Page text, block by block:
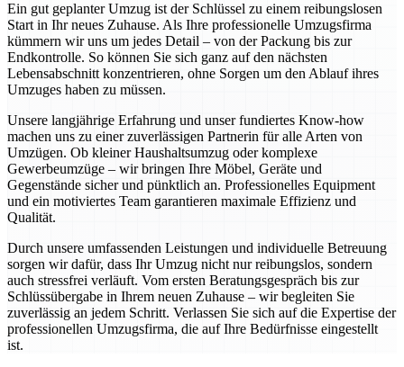
Ein gut geplanter Umzug ist der Schlüssel zu einem reibungslosen
Start in Ihr neues Zuhause. Als Ihre professionelle Umzugsfirma
kümmern wir uns um jedes Detail – von der Packung bis zur
Endkontrolle. So können Sie sich ganz auf den nächsten
Lebensabschnitt konzentrieren, ohne Sorgen um den Ablauf ihres
Umzuges haben zu müssen.
Unsere langjährige Erfahrung und unser fundiertes Know-how
machen uns zu einer zuverlässigen Partnerin für alle Arten von
Umzügen. Ob kleiner Haushaltsumzug oder komplexe
Gewerbeumzüge – wir bringen Ihre Möbel, Geräte und
Gegenstände sicher und pünktlich an. Professionelles Equipment
und ein motiviertes Team garantieren maximale Effizienz und
Qualität.
Durch unsere umfassenden Leistungen und individuelle Betreuung
sorgen wir dafür, dass Ihr Umzug nicht nur reibungslos, sondern
auch stressfrei verläuft. Vom ersten Beratungsgespräch bis zur
Schlüssübergabe in Ihrem neuen Zuhause – wir begleiten Sie
zuverlässig an jedem Schritt. Verlassen Sie sich auf die Expertise der
professionellen Umzugsfirma, die auf Ihre Bedürfnisse eingestellt
ist.